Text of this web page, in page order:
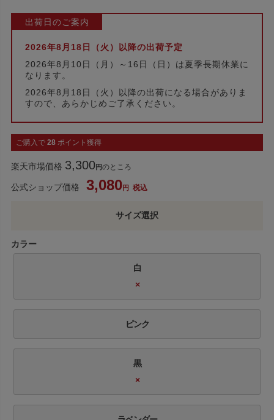
出荷日のご案内
2026年8月18日（火）以降の出荷予定
2026年8月10日（月）～16日（日）は夏季長期休業に
なります。
2026年8月18日（火）以降の出荷になる場合がありま
すので、あらかじめご了承ください。
ご購入で 28 ポイント獲得
楽天市場価格 3,300 のところ
公式ショップ価格 3,080 税込
カラー
白
×
ピンク
黒
×